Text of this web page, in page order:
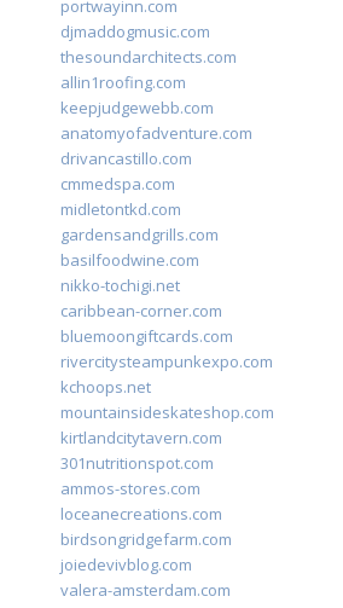
portwayinn.com
djmaddogmusic.com
thesoundarchitects.com
allin1roofing.com
keepjudgewebb.com
anatomyofadventure.com
drivancastillo.com
cmmedspa.com
midletontkd.com
gardensandgrills.com
basilfoodwine.com
nikko-tochigi.net
caribbean-corner.com
bluemoongiftcards.com
rivercitysteampunkexpo.com
kchoops.net
mountainsideskateshop.com
kirtlandcitytavern.com
301nutritionspot.com
ammos-stores.com
loceanecreations.com
birdsongridgefarm.com
joiedevivblog.com
valera-amsterdam.com